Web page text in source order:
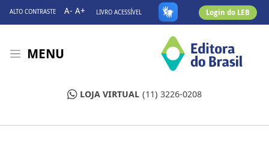
ALTO CONTRASTE A- A+ LIVRO ACESSÍVEL Login do LEB
MENU
LOJA VIRTUAL (11) 3226-0208